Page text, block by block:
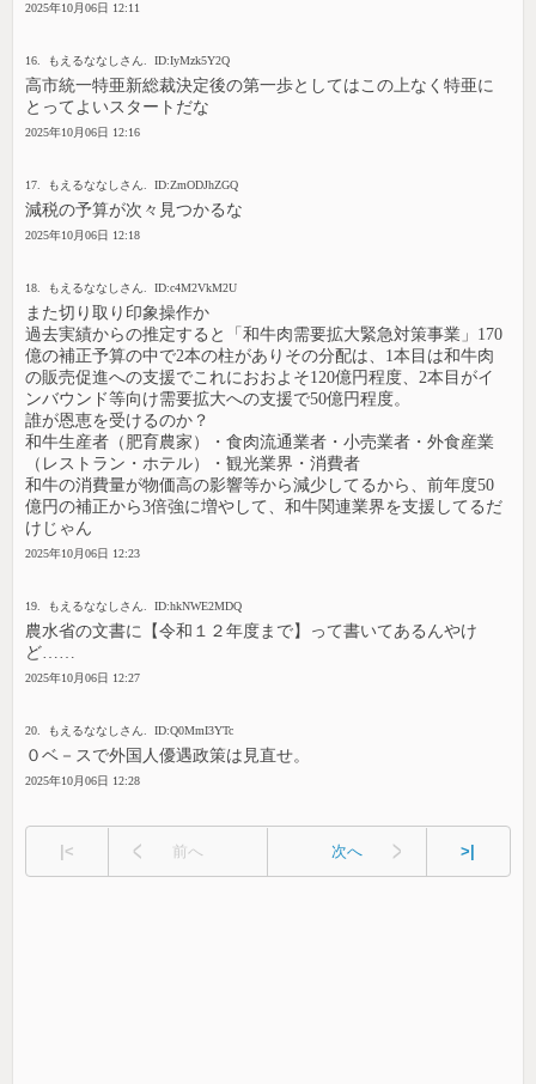
2025年10月06日 12:11
16. もえるななしさん. ID:IyMzk5Y2Q
高市統一特亜新総裁決定後の第一歩としてはこの上なく特亜に
とってよいスタートだな
2025年10月06日 12:16
17. もえるななしさん. ID:ZmODJhZGQ
減税の予算が次々見つかるな
2025年10月06日 12:18
18. もえるななしさん. ID:c4M2VkM2U
また切り取り印象操作か
過去実績からの推定すると「和牛肉需要拡大緊急対策事業」170
億の補正予算の中で2本の柱がありその分配は、1本目は和牛肉
の販売促進への支援でこれにおおよそ120億円程度、2本目がイ
ンバウンド等向け需要拡大への支援で50億円程度。
誰が恩恵を受けるのか？
和牛生産者（肥育農家）・食肉流通業者・小売業者・外食産業
（レストラン・ホテル）・観光業界・消費者
和牛の消費量が物価高の影響等から減少してるから、前年度50
億円の補正から3倍強に増やして、和牛関連業界を支援してるだ
けじゃん
2025年10月06日 12:23
19. もえるななしさん. ID:hkNWE2MDQ
農水省の文書に【令和１２年度まで】って書いてあるんやけ
ど……
2025年10月06日 12:27
20. もえるななしさん. ID:Q0MmI3YTc
０ベ－スで外国人優遇政策は見直せ。
2025年10月06日 12:28
|< 前へ 次へ >|